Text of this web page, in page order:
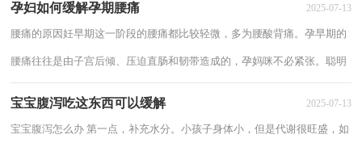
孕妇如何缓解孕期腰痛 2025-07-13
腰痛的原因妊早期这一阶段的腰痛都比较轻微，多为腰酸背痛。孕早期的
腰痛往往是由子宫后倾、压迫直肠和韧带造成的，孕妈咪不必紧张。聪明
宝宝腹泻吃这东西可以缓解 2025-07-13
宝宝腹泻怎么办 第一点，补充水分。小孩子身体小，但是代谢很旺盛，如